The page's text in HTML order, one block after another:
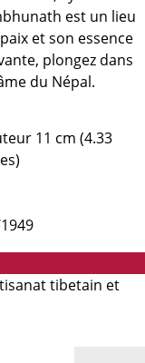
est un lieu
et son essence
plongez dans
du Népal.
11 cm (4.33
tibetain et